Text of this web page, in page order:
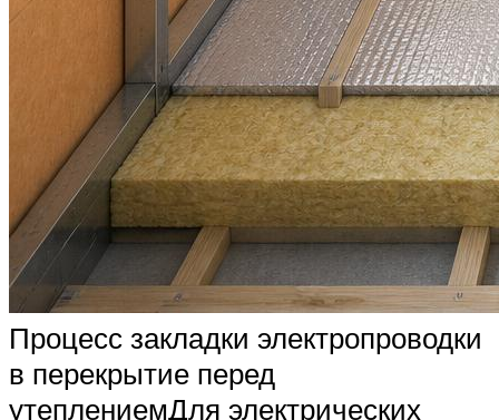
Процесс закладки электропроводки
в перекрытие перед
утеплениемДля электрических